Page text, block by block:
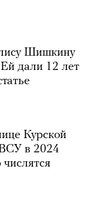
Шишкину
дали 12 лет
Курской
в 2024